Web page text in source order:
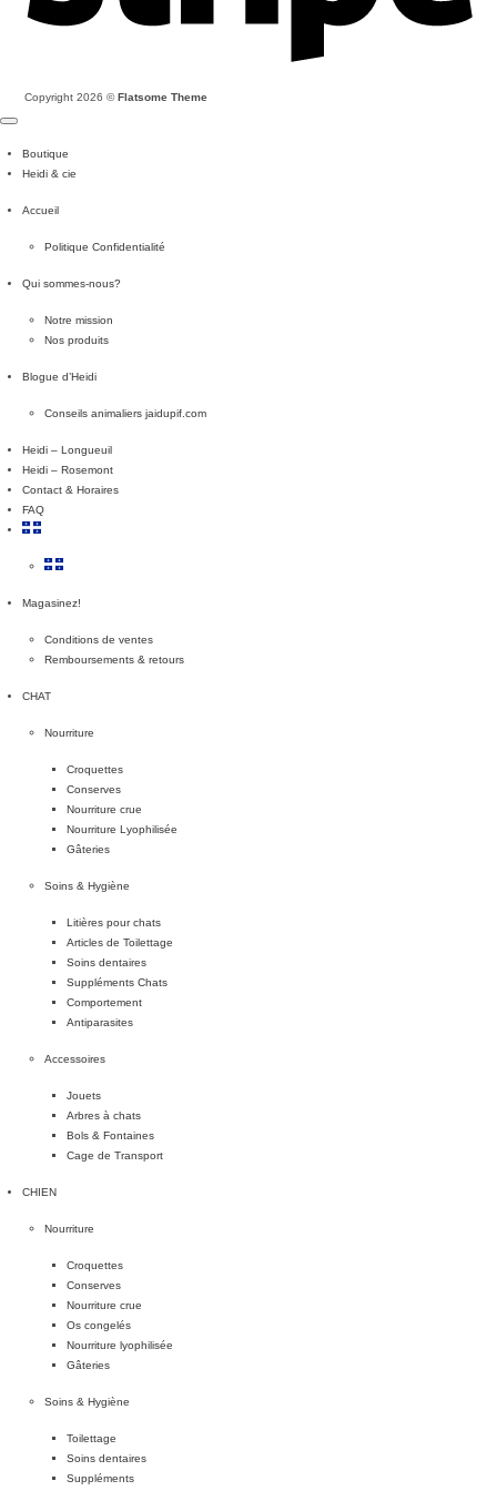
Copyright 2026 ©Flatsome Theme
Boutique
Heidi & cie
Accueil
Politique Confidentialité
Qui sommes-nous?
Notre mission
Nos produits
Blogue d’Heidi
Conseils animaliers jaidupif.com
Heidi – Longueuil
Heidi – Rosemont
Contact & Horaires
FAQ
Magasinez!
Conditions de ventes
Remboursements & retours
CHAT
Nourriture
Croquettes
Conserves
Nourriture crue
Nourriture Lyophilisée
Gâteries
Soins & Hygiène
Litières pour chats
Articles de Toilettage
Soins dentaires
Suppléments Chats
Comportement
Antiparasites
Accessoires
Jouets
Arbres à chats
Bols & Fontaines
Cage de Transport
CHIEN
Nourriture
Croquettes
Conserves
Nourriture crue
Os congelés
Nourriture lyophilisée
Gâteries
Soins & Hygiène
Toilettage
Soins dentaires
Suppléments